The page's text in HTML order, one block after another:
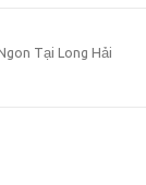
Tại Long Hải